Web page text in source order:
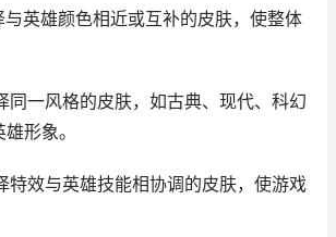
与英雄颜色相近或互补的皮肤，使整体
同一风格的皮肤，如古典、现代、科幻
形象。
特效与英雄技能相协调的皮肤，使游戏